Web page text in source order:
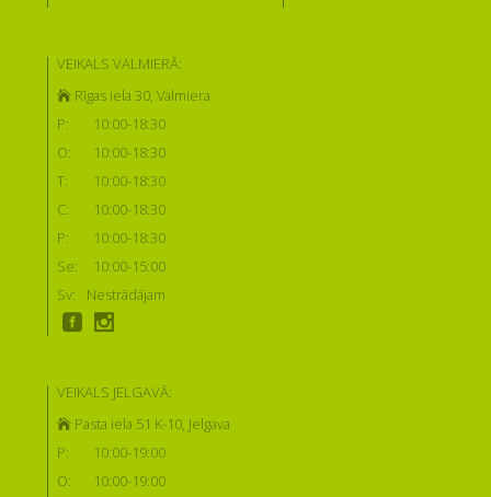
VEIKALS VALMIERĀ:
Rīgas iela 30, Valmiera
P:
10:00-18:30
O:
10:00-18:30
T:
10:00-18:30
C:
10:00-18:30
P:
10:00-18:30
Se:
10:00-15:00
Sv:
Nestrādājam
VEIKALS JELGAVĀ:
Pasta iela 51 K-10, Jelgava
P:
10:00-19:00
O:
10:00-19:00